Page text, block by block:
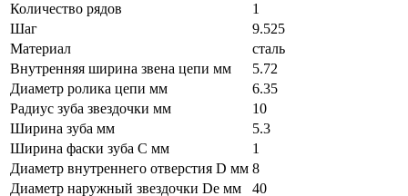
Количество рядов
1
Шаг
9.525
Материал
сталь
Внутренняя ширина звена цепи мм
5.72
Диаметр ролика цепи мм
6.35
Радиус зуба звездочки мм
10
Ширина зуба мм
5.3
Ширина фаски зуба C мм
1
Диаметр внутреннего отверстия D мм 8
Диаметр наружный звездочки De мм
40